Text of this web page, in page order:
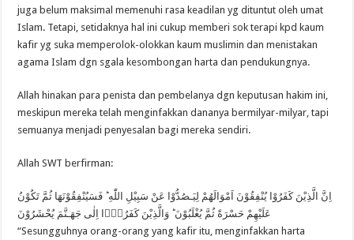
juga belum maksimal memenuhi rasa keadilan yg dituntut oleh umat
Islam. Tetapi, setidaknya hal ini cukup memberi sok terapi kpd kaum
kafir yg suka memperolok-olokkan kaum muslimin dan menistakan
agama Islam dgn sgala kesombongan harta dan pendukungnya.
Allah hinakan para penista dan pembelanya dgn keputusan hakim ini,
meskipun mereka telah menginfakkan dananya bermilyar-milyar, tapi
semuanya menjadi penyesalan bagi mereka sendiri.
Allah SWT berfirman:
اِنَّ الَّذِيْنَ كَفَرُوْا يُنْفِقُوْنَ اَمْوَالَهُمْ لِيَـصُدُّوْا عَنْ سَبِيْلِ اللّٰهِ ؕ فَسَيُنْفِقُوْنَهَا ثُمَّ تَكُوْنُ
عَلَيْهِمْ حَسْرَةً ثُمَّ يُغْلَبُوْنَ ؕ وَالَّذِيْنَ كَفَرُوْۤا اِلٰى جَهَـنَّمَ يُحْشَرُوْنَ
“Sesungguhnya orang-orang yang kafir itu, menginfakkan harta